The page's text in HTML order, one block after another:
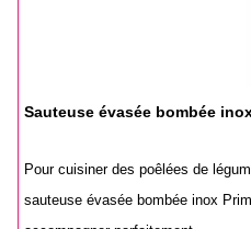
Sauteuse évasée bombée
Pour cuisiner des poêlées de
sauteuse évasée bombée inox